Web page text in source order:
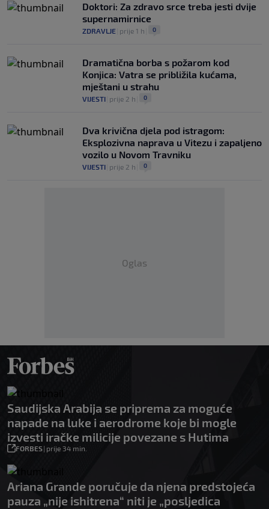
Doktori: Za zdravo srce treba jesti dvije
supernamirnice
ZDRAVLJE prije 1 h 0
Dramatična borba s požarom kod
Konjica: Vatra se približila kućama,
mještani u strahu
VIJESTI prije 2 h 0
Dva krivična djela pod istragom:
Eksplozivna naprava u Vitezu i zapaljeno
vozilo u Novom Travniku
VIJESTI prije 2 h 0
Oglas
Saudijska Arabija se priprema za moguće
napade na luke i aerodrome koje bi mogle
izvesti iračke milicije povezane s Hutima
FORBES| prije 34 min.
Ariana Grande poručuje da njena predstojeća
pauza „nije ishitrena“ niti je „posljedica